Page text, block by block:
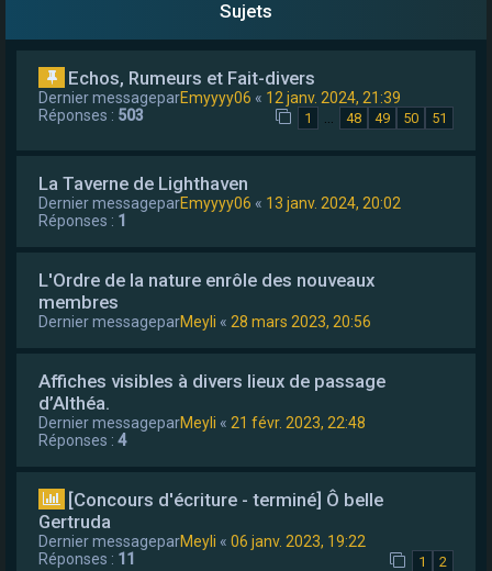
Sujets
Echos, Rumeurs et Fait-divers
Dernier messageparEmyyyy06 « 12 janv. 2024, 21:39
Réponses : 503 1 … 48 49 50 51
La Taverne de Lighthaven
Dernier messageparEmyyyy06 « 13 janv. 2024, 20:02
Réponses : 1
L'Ordre de la nature enrôle des nouveaux
membres
Dernier messageparMeyli « 28 mars 2023, 20:56
Affiches visibles à divers lieux de passage
d’Althéa.
Dernier messageparMeyli « 21 févr. 2023, 22:48
Réponses : 4
[Concours d'écriture - terminé] Ô belle
Gertruda
Dernier messageparMeyli « 06 janv. 2023, 19:22
Réponses : 11 1 2